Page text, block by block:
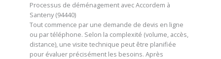
Processus de déménagement avec Accordem à
Santeny (94440)
Tout commence par une demande de devis en ligne
ou par téléphone. Selon la complexité (volume, accès,
distance), une visite technique peut être planifiée
pour évaluer précisément les besoins. Après